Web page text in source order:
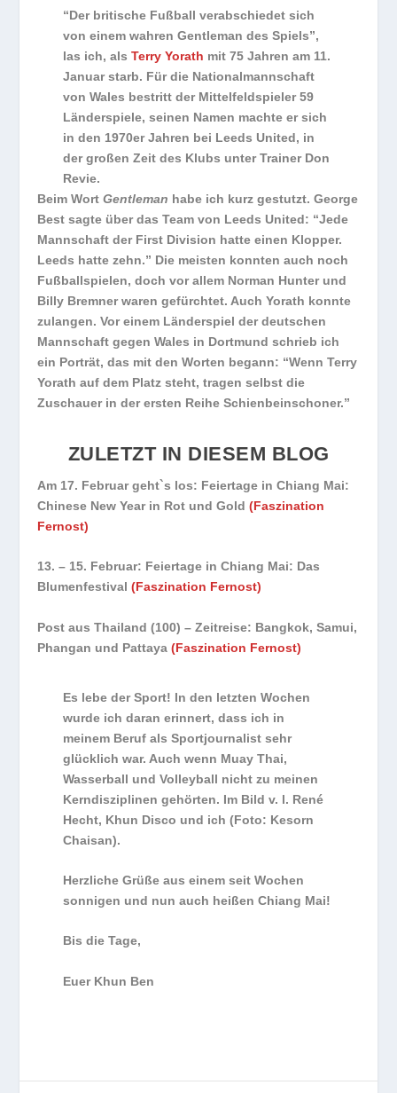
“Der britische Fußball verabschiedet sich
von einem wahren Gentleman des Spiels”,
las ich, alsTerry Yorath mit 75 Jahren am 11.
Januar starb. Für die Nationalmannschaft
von Wales bestritt der Mittelfeldspieler 59
Länderspiele, seinen Namen machte er sich
in den 1970er Jahren bei Leeds United, in
der großen Zeit des Klubs unter Trainer Don
Revie.
Beim WortGentleman habe ich kurz gestutzt. George
Best sagte über das Team von Leeds United: “Jede
Mannschaft der First Division hatte einen Klopper.
Leeds hatte zehn.” Die meisten konnten auch noch
Fußballspielen, doch vor allem Norman Hunter und
Billy Bremner waren gefürchtet. Auch Yorath konnte
zulangen. Vor einem Länderspiel der deutschen
Mannschaft gegen Wales in Dortmund schrieb ich
ein Porträt, das mit den Worten begann: “Wenn Terry
Yorath auf dem Platz steht, tragen selbst die
Zuschauer in der ersten Reihe Schienbeinschoner.”
ZULETZT IN DIESEM BLOG
Am 17. Februar geht`s los: Feiertage in Chiang Mai:
Chinese New Year in Rot und Gold(Faszination
Fernost)
13. – 15. Februar: Feiertage in Chiang Mai: Das
Blumenfestival(Faszination Fernost)
Post aus Thailand (100) – Zeitreise: Bangkok, Samui,
Phangan und Pattaya(Faszination Fernost)
Es lebe der Sport! In den letzten Wochen
wurde ich daran erinnert, dass ich in
meinem Beruf als Sportjournalist sehr
glücklich war. Auch wenn Muay Thai,
Wasserball und Volleyball nicht zu meinen
Kerndisziplinen gehörten. Im Bild v. l. René
Hecht, Khun Disco und ich (Foto: Kesorn
Chaisan).
Herzliche Grüße aus einem seit Wochen
sonnigen und nun auch heißen Chiang Mai!
Bis die Tage,
Euer Khun Ben